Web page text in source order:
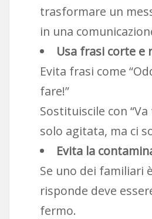
trasformare un
in una
Usa frasi corte e
Evita frasi come
fare!”
Sostituiscile con
solo agitata, ma ci
Evita la
Se uno dei familiari
risponde deve
fermo.